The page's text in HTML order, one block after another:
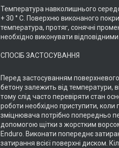
Температура навколишнього
+ 30 ° C. Поверхню виконаного
температура, протяг, сонячні
необхідно виконувати
СПОСІБ ЗАСТОСУВАННЯ
Перед застосуванням
бетону залежить від температури,
тому слід часто перевіряти стан
роботи необхідно приступити,
зміцнювача потрібно попередньо
допомогою щітки з жорстким
Enduro. Виконати попереднє
затирання всієї поверхні диском.